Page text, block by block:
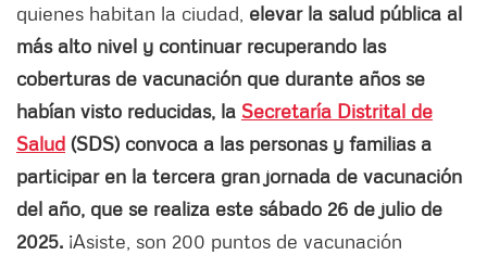
quienes habitan la ciudad, elevar la salud pública al
más alto nivel y continuar recuperando las
coberturas de vacunación que durante años se
habían visto reducidas, la Secretaría Distrital de
Salud (SDS) convoca a las personas y familias a
participar en la tercera gran jornada de vacunación
del año, que se realiza este sábado 26 de julio de
2025. ¡Asiste, son 200 puntos de vacunación